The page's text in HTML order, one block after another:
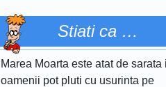
Stiati ca …
Marea Moarta este atat de sarata
oamenii pot pluti cu usurinta pe